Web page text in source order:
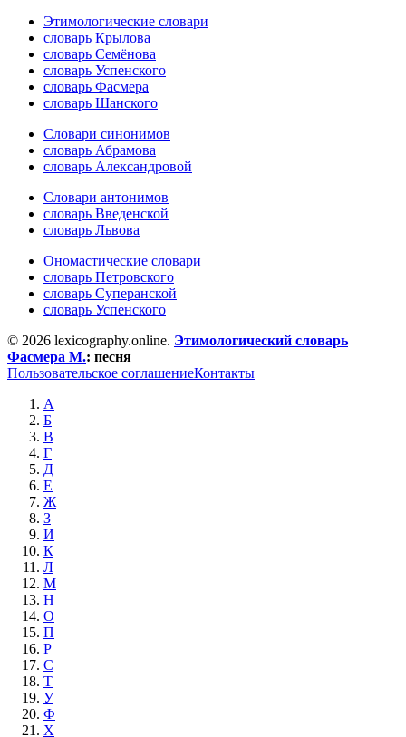
Этимологические словари
словарь Крылова
словарь Семёнова
словарь Успенского
словарь Фасмера
словарь Шанского
Словари синонимов
словарь Абрамова
словарь Александровой
Словари антонимов
словарь Введенской
словарь Львова
Ономастические словари
словарь Петровского
словарь Суперанской
словарь Успенского
© 2026 lexicography.online. Этимологический словарь
Фасмера М.: песня
Пользовательское соглашениеКонтакты
А
Б
В
Г
Д
Е
Ж
З
И
К
Л
М
Н
О
П
Р
С
Т
У
Ф
Х